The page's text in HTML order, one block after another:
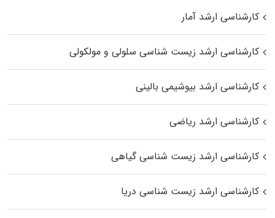
کارشناسی ارشد آمار
کارشناسی ارشد زیست شناسی سلولی و مولکولی
کارشناسی ارشد بیوشیمی بالینی
کارشناسی ارشد ریاضی
کارشناسی ارشد زیست‌ شناسی گیاهی
کارشناسی ارشد زیست‌ شناسی دریا